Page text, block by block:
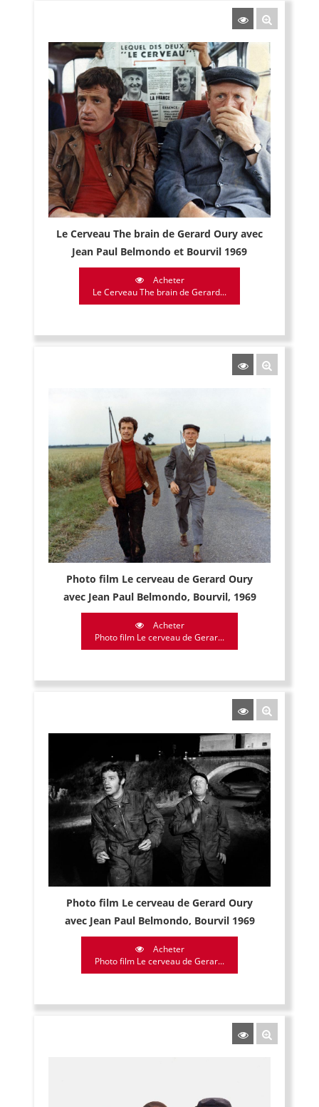
Le Cerveau The brain de Gerard Oury avec
Jean Paul Belmondo et Bourvil 1969
Acheter
Le Cerveau The brain de Gerard...
Photo film Le cerveau de Gerard Oury
avec Jean Paul Belmondo, Bourvil, 1969
Acheter
Photo film Le cerveau de Gerar...
Photo film Le cerveau de Gerard Oury
avec Jean Paul Belmondo, Bourvil 1969
Acheter
Photo film Le cerveau de Gerar...